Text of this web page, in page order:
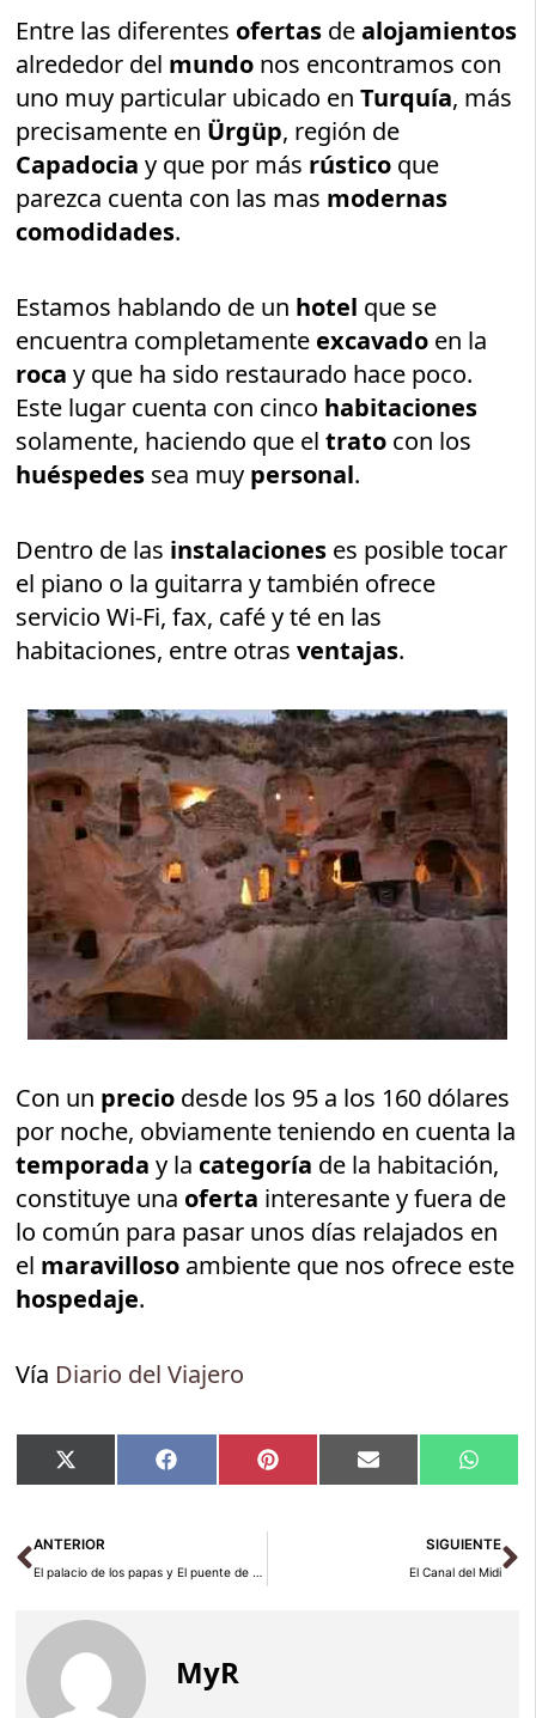
Entre las diferentes ofertas dealojamientos
alrededor del mundo nos encontramos con
uno muy particular ubicado enTurquía, más
precisamente en Ürgüp, región de
Capadociay que por más rústico que
parezca cuenta con las mas modernas
comodidades.
Estamos hablando de un hotel que se
encuentra completamente excavado en la
rocay que ha sido restaurado hace poco.
Este lugar cuenta con cinco habitaciones
solamente, haciendo que eltrato con los
huéspedes sea muy personal.
Dentro de las instalaciones es posible tocar
el piano o la guitarra y también ofrece
servicio Wi-Fi, fax, café y té en las
habitaciones, entre otrasventajas.
Con un precio desde los 95 a los 160 dólares
por noche, obviamente teniendo en cuenta la
temporaday la categoría de la habitación,
constituye una oferta interesante y fuera de
lo común para pasar unos días relajados en
el maravilloso ambiente que nos ofrece este
hospedaje.
Vía Diario del Viajero
Compartir
en
X
(Twitter)
Compartir
en
Facebook Compartir
en
Pinterest Compartir
en
Email
en
Ant
ANTERIOR
El palacio de los papas y El puente de Aviñón
SIGUIENTE
El Canal del Midi
MyR